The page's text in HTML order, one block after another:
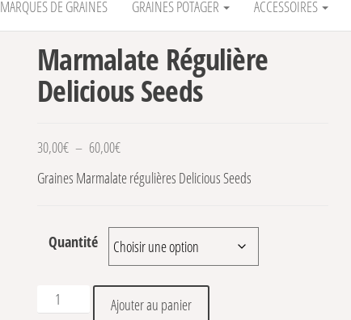
MARQUES DE GRAINES GRAINES POTAGER ACCESSOIRES
Marmalate Régulière
Delicious Seeds
30,00€ – 60,00€Plage de prix : 30,00€ à 60,00€
Graines Marmalate régulières Delicious Seeds
Quantité
quantité de Marmalate Régulière Delicious Seeds
Ajouter au panier